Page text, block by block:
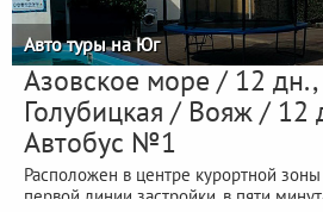
Авто туры на Юг
Азовское море / 12
Голубицкая / Вояж /
Автобус №1
Расположен в центре курортной
первой линии застройки, в пяти